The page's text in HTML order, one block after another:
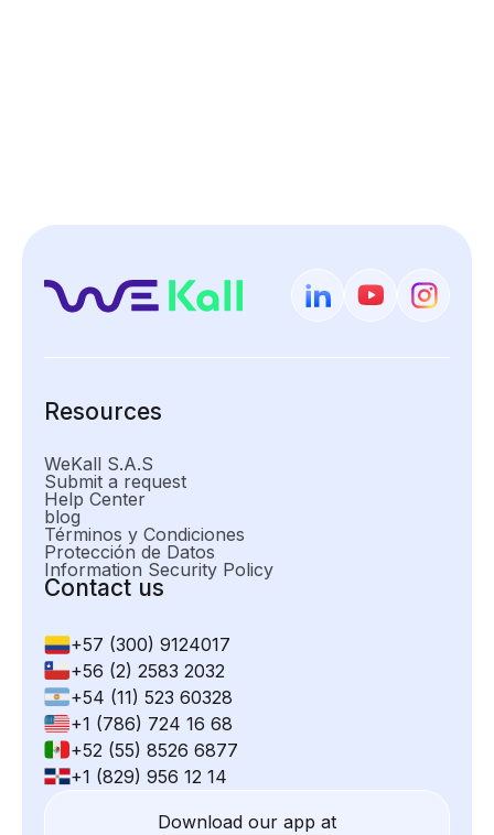
Resources
WeKall S.A.S
Submit a request
Help Center
blog
Términos y Condiciones
Protección de Datos
Information Security Policy
Contact us
+57 (300) 9124017
+56 (2) 2583 2032
+54 (11) 523 60328
+1 (786) 724 16 68
+52 (55) 8526 6877
+1 (829) 956 12 14
Download our app at